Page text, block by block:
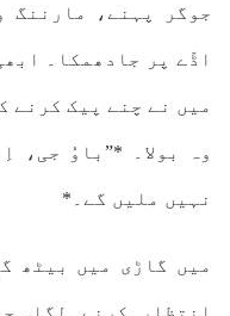
جوگر پہنے، مارننگ
اڈّے پر جادھمکا۔
میں نے چنے پیک کرنے
نہیں ملیں گے۔*
میں گاڑی میں بیٹھ
اِنتظار کرنے لگا.